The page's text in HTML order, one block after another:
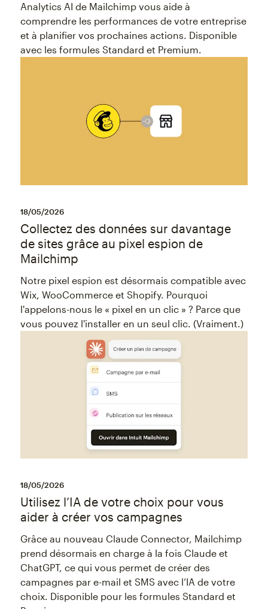
Analytics AI de Mailchimp vous aide à
comprendre les performances de votre entreprise
et à planifier vos prochaines actions. Disponible
avec les formules Standard et Premium.
18/05/2026
Collectez des données sur davantage
de sites grâce au pixel espion de
Mailchimp
Notre pixel espion est désormais compatible avec
Wix, WooCommerce et Shopify. Pourquoi
l'appelons-nous le « pixel en un clic » ? Parce que
vous pouvez l'installer en un seul clic. (Vraiment.)
18/05/2026
Utilisez l’IA de votre choix pour vous
aider à créer vos campagnes
Grâce au nouveau Claude Connector, Mailchimp
prend désormais en charge à la fois Claude et
ChatGPT, ce qui vous permet de créer des
campagnes par e-mail et SMS avec l’IA de votre
choix. Disponible pour les formules Standard et